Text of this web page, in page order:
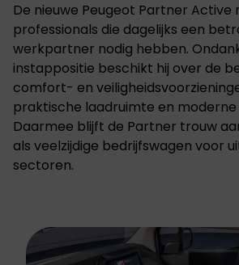
De nieuwe Peugeot Partner Active
professionals die dagelijks een
werkpartner nodig hebben.
instappositie beschikt hij over de
comfort- en
praktische laadruimte en
Daarmee blijft de Partner trouw
als veelzijdige bedrijfswagen voor
sectoren.